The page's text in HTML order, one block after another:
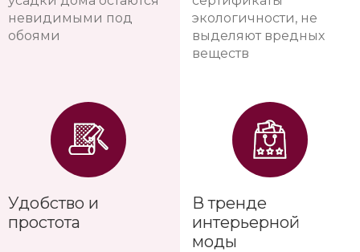
невидимыми под
обоями
Удобство и
простота
экологичности, не
выделяют вредных
веществ
В тренде
интерьерной
моды